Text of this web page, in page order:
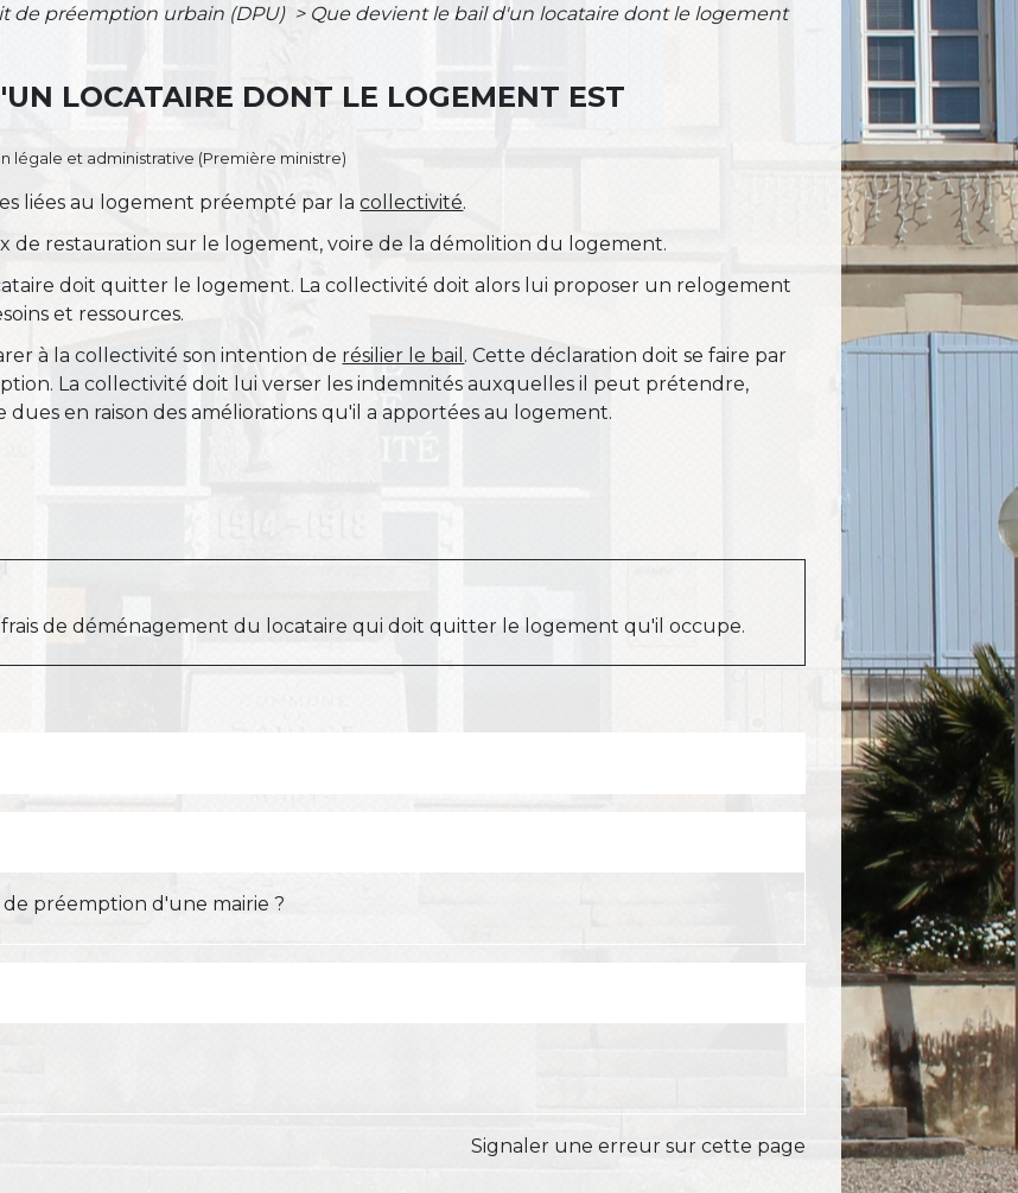
de préemption urbain (DPU) > Que devient le bail d'un locataire dont le logement
LOCATAIRE DONT LE LOGEMENT EST
légale et administrative (Première ministre)
liées au logement préempté par lacollectivité.
de restauration sur le logement, voire de la démolition du logement.
doit quitter le logement. La collectivité doit alors lui proposer un relogement
et ressources.
à la collectivité son intention de résilier le bail . Cette déclaration doit se faire par
La collectivité doit lui verser les indemnités auxquelles il peut prétendre,
en raison des améliorations qu'il a apportées au logement.
de déménagement du locataire qui doit quitter le logement qu'il occupe.
préemption d'une mairie ?
Signaler une erreur sur cette page